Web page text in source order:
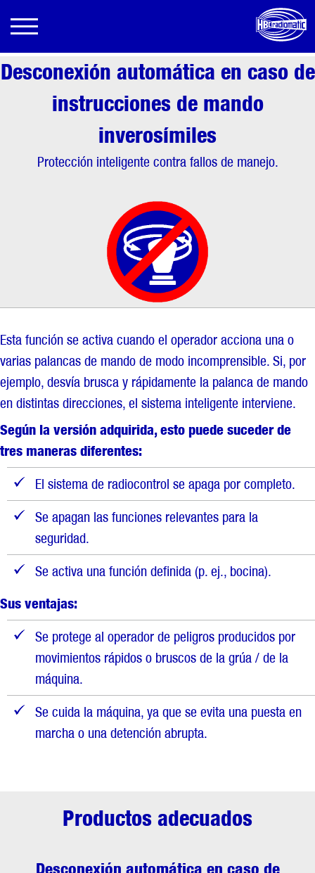
Desconexión automática en caso de
instrucciones de mando
inverosímiles
Protección inteligente contra fallos de manejo.
Esta función se activa cuando el operador acciona una o
varias palancas de mando de modo incomprensible. Si, por
ejemplo, desvía brusca y rápidamente la palanca de mando
en distintas direcciones, el sistema inteligente interviene.
Según la versión adquirida, esto puede suceder de
tres maneras diferentes:
El sistema de radiocontrol se apaga por completo.
Se apagan las funciones relevantes para la
seguridad.
Se activa una función definida (p. ej., bocina).
Sus ventajas:
Se protege al operador de peligros producidos por
movimientos rápidos o bruscos de la grúa / de la
máquina.
Se cuida la máquina, ya que se evita una puesta en
marcha o una detención abrupta.
Productos adecuados
Desconexión automática en caso de